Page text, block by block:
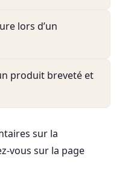
lors d’un
produit breveté et
sur la
vous sur la page